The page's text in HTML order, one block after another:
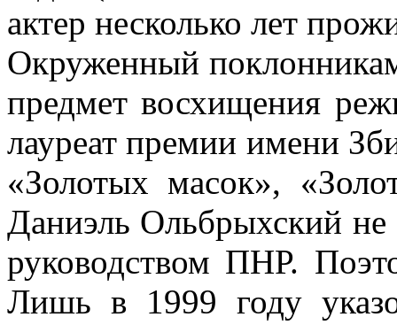
актер несколько лет
Окруженный
предмет восхищения
лауреат премии имени
«Золотых масок»,
Даниэль Ольбрыхский
руководством ПНР.
Лишь в 1999 году